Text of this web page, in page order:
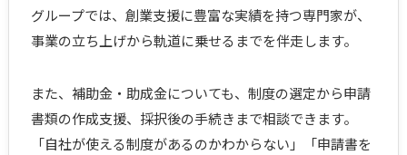
グループでは、創業支援に豊富な実績を持つ専門家が、
事業の立ち上げから軌道に乗せるまでを伴走します。
また、補助金・助成金についても、制度の選定から申請
書類の作成支援、採択後の手続きまで相談できます。
「自社が使える制度があるのかわからない」「申請書を